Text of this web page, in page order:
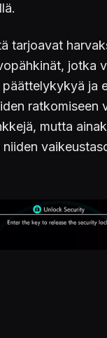
tarjoavat
jotka
ja
ratkomiseen
mutta